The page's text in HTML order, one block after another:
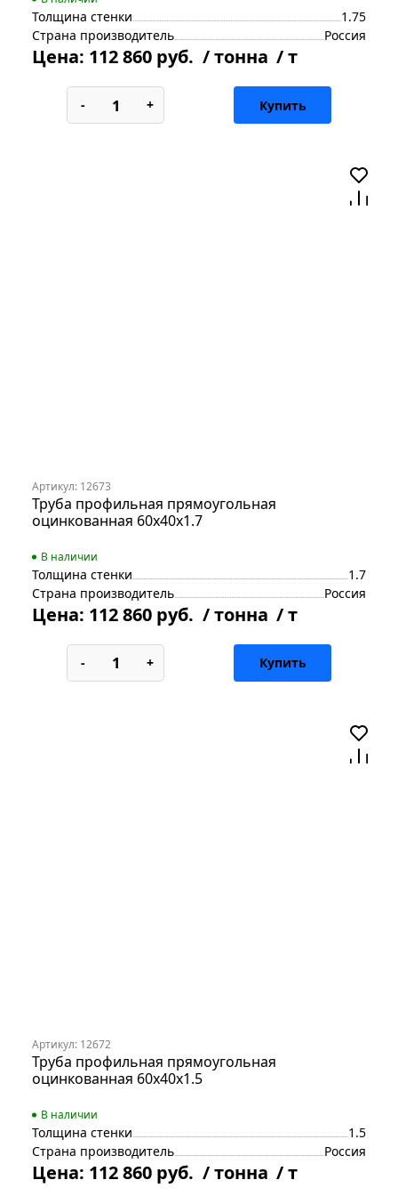
Толщина стенки
1.75
Страна производитель
Россия
Цена: 112 860 руб. / тонна / т
- + Купить
Артикул: 12673
Труба профильная прямоугольная
оцинкованная 60х40х1.7
В наличии
Толщина стенки
1.7
Страна производитель
Россия
Цена: 112 860 руб. / тонна / т
- + Купить
Артикул: 12672
Труба профильная прямоугольная
оцинкованная 60х40х1.5
В наличии
Толщина стенки
1.5
Страна производитель
Россия
Цена: 112 860 руб. / тонна / т